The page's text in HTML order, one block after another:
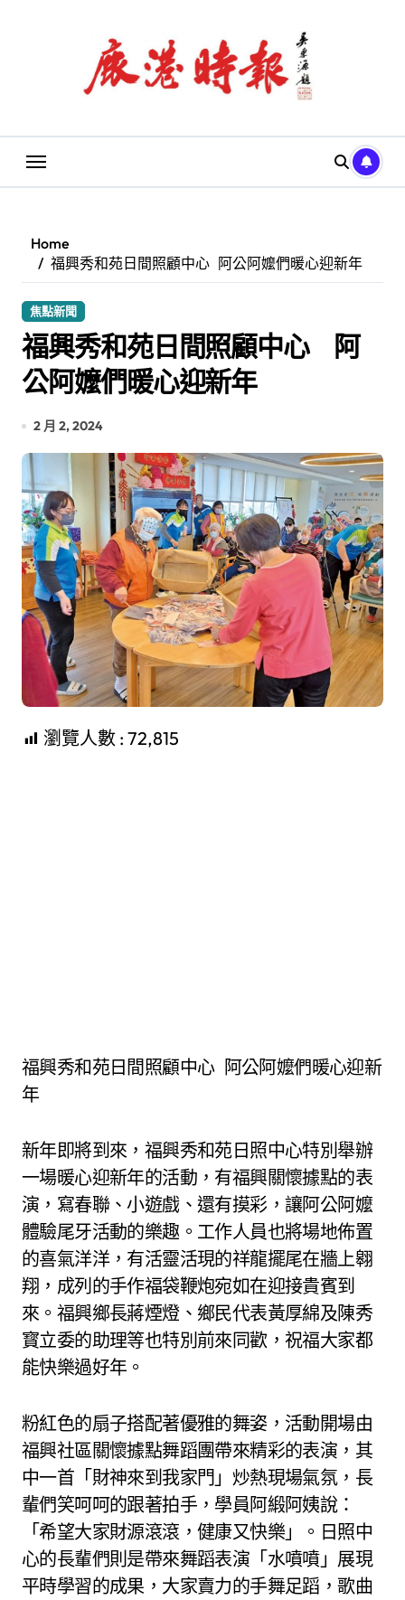
Home
福興秀和苑日間照顧中心 阿公阿嬤們暖心迎新年
焦點新聞
福興秀和苑日間照顧中心 阿
公阿嬤們暖心迎新年
2 月 2, 2024
瀏覽人數 : 72,815
福興秀和苑日間照顧中心 阿公阿嬤們暖心迎新
年
新年即將到來，福興秀和苑日照中心特別舉辦
一場暖心迎新年的活動，有福興關懷據點的表
演，寫春聯、小遊戲、還有摸彩，讓阿公阿嬤
體驗尾牙活動的樂趣。工作人員也將場地佈置
的喜氣洋洋，有活靈活現的祥龍擺尾在牆上翱
翔，成列的手作福袋鞭炮宛如在迎接貴賓到
來。福興鄉長蔣煙燈、鄉民代表黃厚綿及陳秀
寳立委的助理等也特別前來同歡，祝福大家都
能快樂過好年。
粉紅色的扇子搭配著優雅的舞姿，活動開場由
福興社區關懷據點舞蹈團帶來精彩的表演，其
中一首「財神來到我家門」炒熱現場氣氛，長
輩們笑呵呵的跟著拍手，學員阿緞阿姨說：
「希望大家財源滾滾，健康又快樂」。日照中
心的長輩們則是帶來舞蹈表演「水噴噴」展現
平時學習的成果，大家賣力的手舞足蹈，歌曲